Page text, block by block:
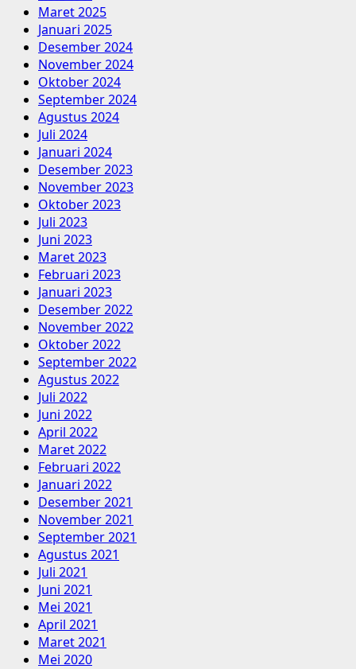
Maret 2025
Januari 2025
Desember 2024
November 2024
Oktober 2024
September 2024
Agustus 2024
Juli 2024
Januari 2024
Desember 2023
November 2023
Oktober 2023
Juli 2023
Juni 2023
Maret 2023
Februari 2023
Januari 2023
Desember 2022
November 2022
Oktober 2022
September 2022
Agustus 2022
Juli 2022
Juni 2022
April 2022
Maret 2022
Februari 2022
Januari 2022
Desember 2021
November 2021
September 2021
Agustus 2021
Juli 2021
Juni 2021
Mei 2021
April 2021
Maret 2021
Mei 2020